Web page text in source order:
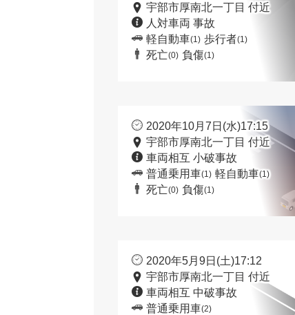
宇部市厚南北一丁目 付近
人対車両 事故
軽自動車(1) 歩行者(1)
死亡(0) 負傷(1)
2020年10月7日(水)17:15
宇部市厚南北一丁目 付近
車両相互 小破事故
普通乗用車(1) 軽自動車(1)
死亡(0) 負傷(1)
2020年5月9日(土)17:12
宇部市厚南北一丁目 付近
車両相互 中破事故
普通乗用車(2)